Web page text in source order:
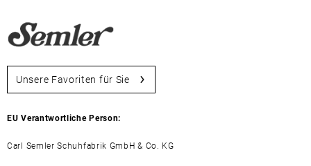
Unsere Favoriten für Sie
EU Verantwortliche Person:
Carl Semler Schuhfabrik GmbH & Co. KG